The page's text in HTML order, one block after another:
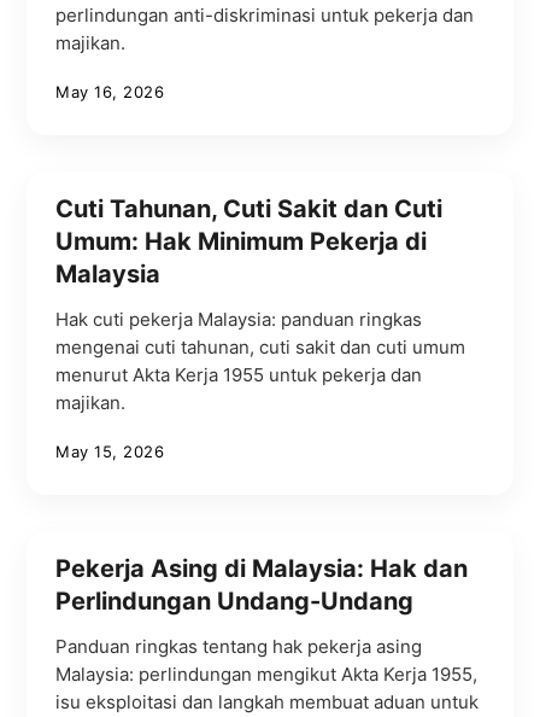
perlindungan anti-diskriminasi untuk pekerja dan
majikan.
May 16, 2026
Cuti Tahunan, Cuti Sakit dan Cuti
Umum: Hak Minimum Pekerja di
Malaysia
Hak cuti pekerja Malaysia: panduan ringkas
mengenai cuti tahunan, cuti sakit dan cuti umum
menurut Akta Kerja 1955 untuk pekerja dan
majikan.
May 15, 2026
Pekerja Asing di Malaysia: Hak dan
Perlindungan Undang-Undang
Panduan ringkas tentang hak pekerja asing
Malaysia: perlindungan mengikut Akta Kerja 1955,
isu eksploitasi dan langkah membuat aduan untuk